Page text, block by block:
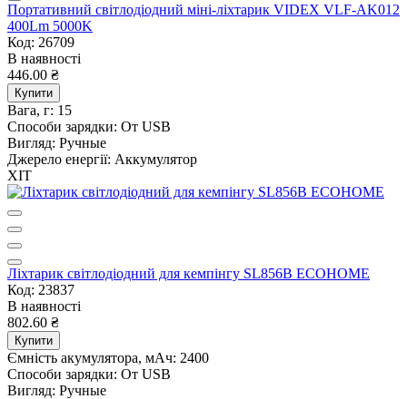
Портативний світлодіодний міні-ліхтарик VIDEX VLF-AK012
400Lm 5000K
Код: 26709
В наявності
446.00 ₴
Купити
Вага, г: 15
Способи зарядки: От USB
Вигляд: Ручные
Джерело енергії: Аккумулятор
ХІТ
Ліхтарик світлодіодний для кемпінгу SL856B ECOНОМЕ
Код: 23837
В наявності
802.60 ₴
Купити
Ємність акумулятора, мАч: 2400
Способи зарядки: От USB
Вигляд: Ручные